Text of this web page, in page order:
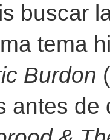
buscar
tema
Burdon
antes de